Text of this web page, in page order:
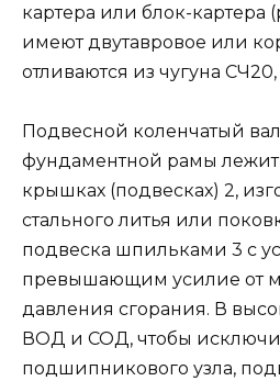
картера или блок-картера
имеют двутавровое или
отливаются из чугуна
Подвесной коленчатый
фундаментной рамы лежит
крышках (подвесках) 2,
стального литья или
подвеска шпильками 3 с
превышающим усилие от
давления сгорания. В
ВОД и СОД, чтобы
подшипникового узла,